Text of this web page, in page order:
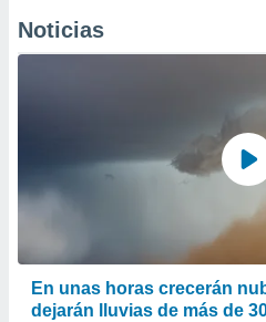
Noticias
En unas horas crecerán
dejarán lluvias de más de